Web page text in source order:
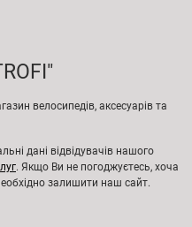
велосипедів, аксесуарів та
дані відвідувачів нашого
. Якщо Ви не погоджуєтесь, хоча
залишити наш сайт.